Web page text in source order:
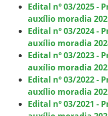
Edital nº 03/2025 -
auxílio moradia
Edital nº 03/2024 -
auxílio moradia
Edital nº 03/2023 -
auxílio moradia
Edital nº 03/2022 -
auxílio moradia
Edital nº 03/2021 -